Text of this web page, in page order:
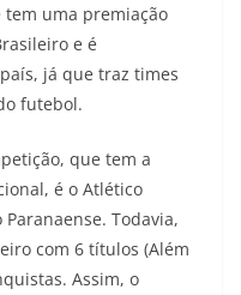
tem uma premiação
e é
já que traz times
futebol.
que tem a
é o Atlético
Todavia,
com 6 títulos (Além
Assim, o